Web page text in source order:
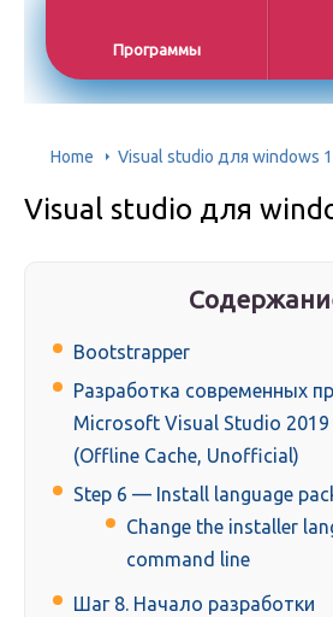
Программы
Home Visual studio для windows
Visual studio для
Bootstrapper
Разработка современных
Microsoft Visual Studio 2019
(Offline Cache, Unofficial)
Step 6 — Install language
Change the installer
command line
Шаг 8. Начало разработки